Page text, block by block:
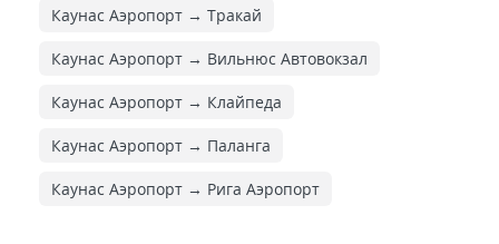
Каунас Аэропорт → Тракай
Каунас Аэропорт → Вильнюс Автовокзал
Каунас Аэропорт → Клайпеда
Каунас Аэропорт → Паланга
Каунас Аэропорт → Рига Аэропорт